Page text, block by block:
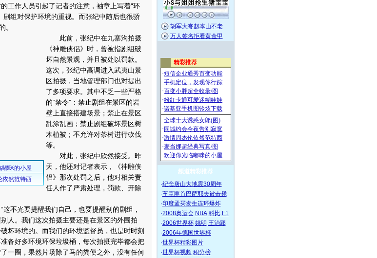
作人员引起了记者的注意，袖章上写着“环
组对保护环境的重视。而张纪中随后也很骄
。
此前，张纪中在九寨沟拍摄
《神雕侠侣》时，曾被指剧组破
坏自然景观，并且被处以罚款。
这次，张纪中高调进入武夷山景
区拍摄，当地管理部门也对提出
了多项要求。其中不乏一些严格
的“禁令”：禁止剧组在景区的岩
壁上直接搭建场景；禁止在景区
乱涂乱画；禁止剧组破坏景区树
木植被；不允许对茶树进行砍伐
等。
对此，张纪中欣然接受。昨
天，他还对记者表示，《神雕侠
侣》那次处罚之后，他对相关责
任人作了严肃处理，罚款、开除
不光要提醒我们自己，也要提醒别的剧组，
人。我们这次拍摄主要还是在景区的外围拍
坏环境的。而我们的环境监督员，也是时时刻
备好多环境环保垃圾桶，每次拍摄完毕都会把
一圈，果然片场除了马的粪便之外，没有任何
胡军大夸赵本山不老
万人签名拒看黄金甲
频道精彩推荐
·纪念唐山大地震30周年
·车臣匪首巴萨耶夫被击毙
·印度孟买发生连环爆炸
·2008奥运会 NBA 科比 F1
·2006世界杯 姚明 王治郅
·2006年德国世界杯
·世界杯精彩图片
·世界杯视频 积分榜